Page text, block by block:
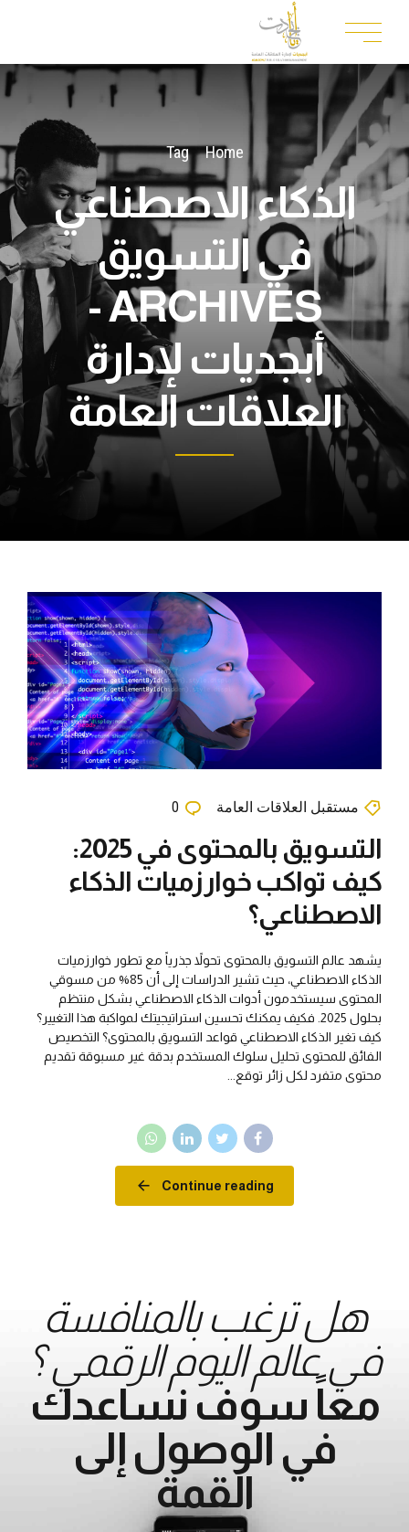
Home
Tag
الذكاء الاصطناعي
في التسويق
ARCHIVES -
أبجديات لإدارة
العلاقات العامة
مستقبل العلاقات العامة 0
التسويق بالمحتوى في 2025:
كيف تواكب خوارزميات الذكاء
الاصطناعي؟
يشهد عالم التسويق بالمحتوى تحولاً جذرياً مع تطور خوارزميات
الذكاء الاصطناعي، حيث تشير الدراسات إلى أن 85% من مسوقي
المحتوى سيستخدمون أدوات الذكاء الاصطناعي بشكل منتظم
بحلول 2025. فكيف يمكنك تحسين استراتيجيتك لمواكبة هذا التغيير؟
كيف تغير الذكاء الاصطناعي قواعد التسويق بالمحتوى؟ التخصيص
الفائق للمحتوى تحليل سلوك المستخدم بدقة غير مسبوقة تقديم
محتوى متفرد لكل زائر توقع...
Continue reading
هل ترغب بالمنافسة
في عالم اليوم الرقمي ؟
معاً سوف نساعدك
في الوصول إلى
القمة